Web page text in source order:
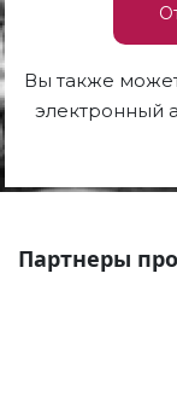
Вы также
электронный
Партнеры